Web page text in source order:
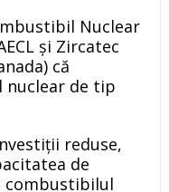
Nuclear
și Zircatec
că
de tip
reduse,
de
combustibilul